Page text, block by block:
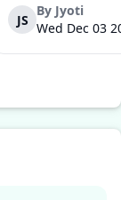
के स्वचालित यात्री संस्करण
लिये प्रस्तुत किया गया दूसरा
JS
By Jyoti
Wed Dec 03